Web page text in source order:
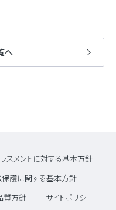
へ
スメントに対する基本方針
護に関する基本方針
質方針 サイトポリシー